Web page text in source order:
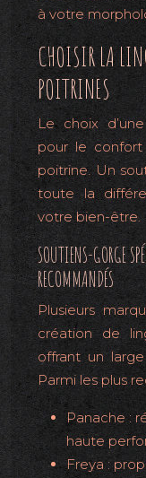
à votre
CHOISIR LA
POITRINES
Le choix
pour le
poitrine. Un
toute la
votre bien-être.
SOUTIENS-GORGE
RECOMMANDÉS
Plusieurs
création de
offrant un
Parmi les plus
Panache :
haute
Freya :